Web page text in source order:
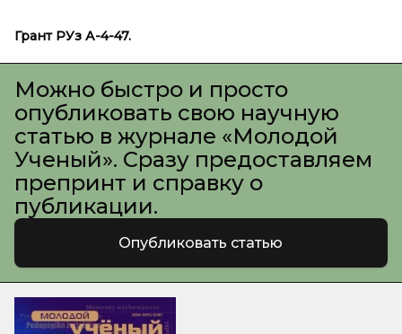
Грант РУз А-4-47.
Можно быстро и просто
опубликовать свою научную
статью в журнале «Молодой
Ученый». Сразу предоставляем
препринт и справку о
публикации.
Опубликовать статью